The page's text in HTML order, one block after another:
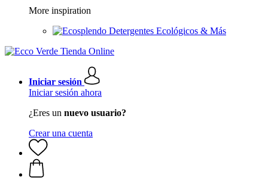
More inspiration
Detergentes Ecológicos & Más
Iniciar sesión
Iniciar sesión ahora
¿Eres un nuevo usuario?
Crear una cuenta